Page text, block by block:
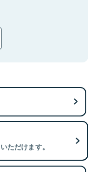
ただけます。